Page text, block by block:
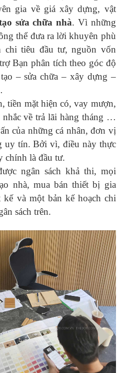
gia về giá xây dựng, vật
sửa chữa nhà. Vì những
thể đưa ra lời khuyên phù
chi tiêu đầu tư, nguồn vốn
Bạn phân tích theo góc độ
– sửa chữa – xây dựng –
tiền mặt hiện có, vay mượn,
nhắc về trả lãi hàng tháng …
của những cá nhân, đơn vị
uy tín. Bởi vì, điều này thực
chính là đầu tư.
ngân sách khả thi, mọi
nhà, mua bán thiết bị gia
và một bản kế hoạch chi
sách trên.